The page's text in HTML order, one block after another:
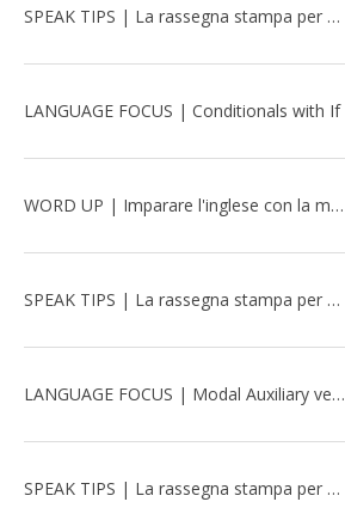
SPEAK TIPS | La rassegna stampa per migliorare l’inglese - luglio 2026
LANGUAGE FOCUS | Conditionals with If
WORD UP | Imparare l'inglese con la musica: David Bowie
SPEAK TIPS | La rassegna stampa per migliorare l’inglese - aprile 2026
LANGUAGE FOCUS | Modal Auxiliary verbs in the past
SPEAK TIPS | La rassegna stampa per migliorare l’inglese - marzo 2026